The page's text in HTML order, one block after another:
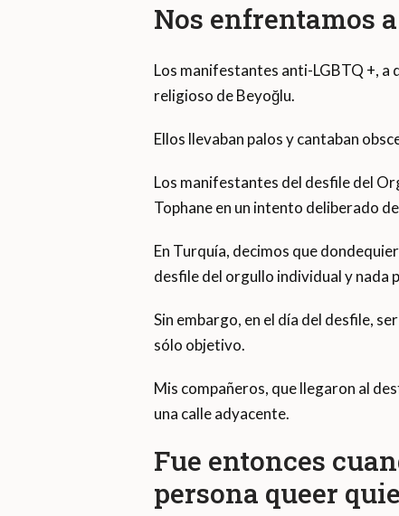
Nos enfrentamos
Los manifestantes anti-LGBTQ +, a
religioso de Beyoğlu.
Ellos llevaban palos y cantaban
Los manifestantes del desfile del
Tophane en un intento deliberado
En Turquía, decimos que
desfile del orgullo individual y nada
Sin embargo, en el día del desfile,
sólo objetivo.
Mis compañeros, que llegaron al
una calle adyacente.
Fue entonces
persona queer